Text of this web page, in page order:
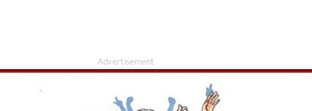
Advertisement